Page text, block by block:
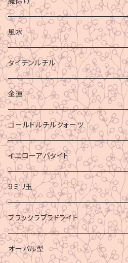
風水
タイチンルチル
金運
ゴールドルチルクォーツ
イエローアパタイト
9ミリ玉
ブラックラブラドライト
オーバル型